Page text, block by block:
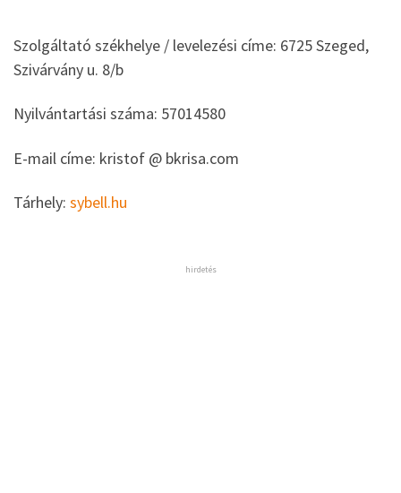
Szolgáltató székhelye / levelezési címe: 6725 Szeged,
Szivárvány u. 8/b
Nyilvántartási száma: 57014580
E-mail címe: kristof @ bkrisa.com
Tárhely: sybell.hu
hirdetés